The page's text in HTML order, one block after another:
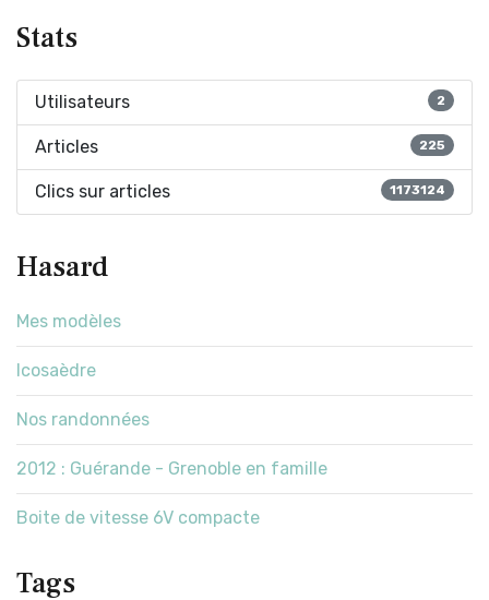
Stats
Utilisateurs 2
Articles 225
Clics sur articles 1173124
Hasard
Mes modèles
Icosaèdre
Nos randonnées
2012 : Guérande - Grenoble en famille
Boite de vitesse 6V compacte
Tags